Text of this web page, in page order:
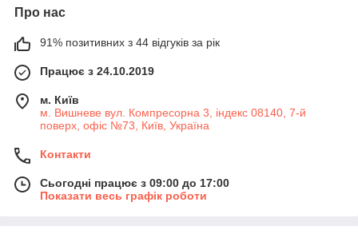
Про нас
91% позитивних з 44 відгуків за рік
Працює з 24.10.2019
м. Київ
м. Вишневе вул. Компресорна 3, індекс 08140, 7-й
поверх, офіс №73, Київ, Україна
Контакти
Сьогодні працює з 09:00 до 17:00
Показати весь графік роботи